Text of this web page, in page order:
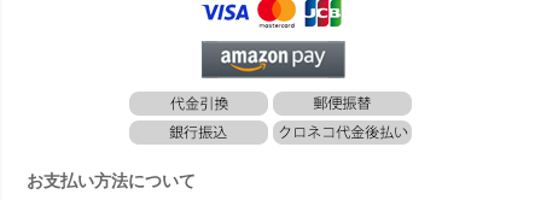
お支払い方法について